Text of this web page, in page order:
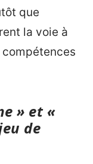
que
la voie à
» et «
de